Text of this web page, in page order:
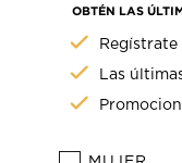
OBTÉN LAS
Las